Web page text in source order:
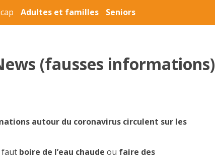
Adultes et familles Seniors
(fausses informations)
autour du coronavirus circulent sur les
faut boire de l’eau chaude ou faire des